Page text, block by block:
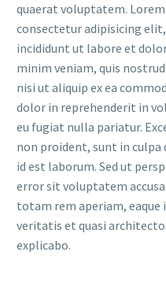
quaerat voluptatem.
consectetur adipisicing
incididunt ut labore et
minim veniam, quis
nisi ut aliquip ex ea
dolor in reprehenderit in
eu fugiat nulla pariatur.
non proident, sunt in
id est laborum. Sed ut
error sit voluptatem
totam rem aperiam, eaque
veritatis et quasi
explicabo.